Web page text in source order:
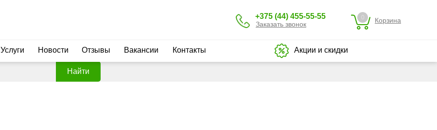
+375 (44) 455-55-55
Заказать звонок
Акции и скидки
Услуги Новости Отзывы Вакансии Контакты
Корзина
0
Найти